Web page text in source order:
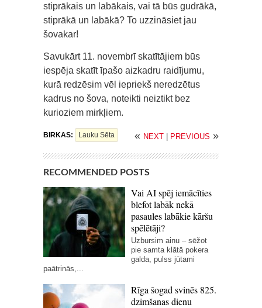
stiprākais un labākais, vai tā būs gudrākā,
stiprākā un labākā? To uzzināsiet jau
šovakar!
Savukārt 11. novembrī skatītājiem būs
iespēja skatīt īpašo aizkadru raidījumu,
kurā redzēsim vēl iepriekš neredzētus
kadrus no šova, noteikti neiztikt bez
kurioziem mirkļiem.
BIRKAS: Lauku Sēta « NEXT | PREVIOUS »
RECOMMENDED POSTS
Vai AI spēj iemācīties
blefot labāk nekā
pasaules labākie kāršu
spēlētāji?
Uzbursim ainu – sēžot
pie samta klātā pokera
galda, pulss jūtami
paātrinās,...
Rīga šogad svinēs 825.
dzimšanas dienu